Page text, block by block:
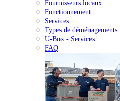
Fournisseurs locaux
Fonctionnement
Services
Types de déménagements
U-Box - Services
FAQ